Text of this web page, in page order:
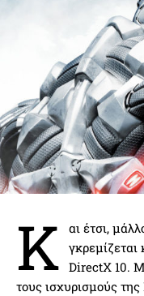
Κ αι έτσι,
γκρεμίζεται
DirectX 10.
τους ισχυρισμούς